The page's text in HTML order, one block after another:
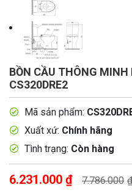
BỒN CẦU THÔNG
CS320DRE2
Mã sản phẩm:
Xuất xứ: Chính hãng
Tình trạng: Còn hàng
6.231.000 ₫ 7.786.000 ₫